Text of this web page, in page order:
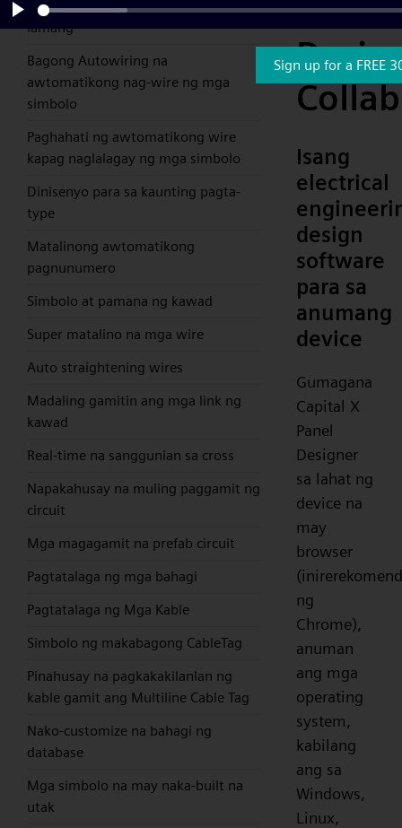
install, simpleng pag-drag at drop
lamang
Bagong Autowiring na
awtomatikong nag-wire ng mga
simbolo
Paghahati ng awtomatikong wire
kapag naglalagay ng mga simbolo
Dinisenyo para sa kaunting pagta-
type
Matalinong awtomatikong
pagnunumero
Simbolo at pamana ng kawad
Super matalino na mga wire
Auto straightening wires
Madaling gamitin ang mga link ng
kawad
Real-time na sanggunian sa cross
Napakahusay na muling paggamit ng
circuit
Mga magagamit na prefab circuit
Pagtatalaga ng mga bahagi
Pagtatalaga ng Mga Kable
Simbolo ng makabagong CableTag
Pinahusay na pagkakakilanlan ng
kable gamit ang Multiline Cable Tag
Nako-customize na bahagi ng
database
Mga simbolo na may naka-built na
utak
Isang
electrical
design
software
para sa
anumang
device
Gumagana
Capital X
Panel
Designer
sa lahat ng
device na
may
browser
ng
Chrome),
anuman
ang mga
operating
system,
kabilang
ang sa
Windows,
Linux,
Play
Sign up for a FREE